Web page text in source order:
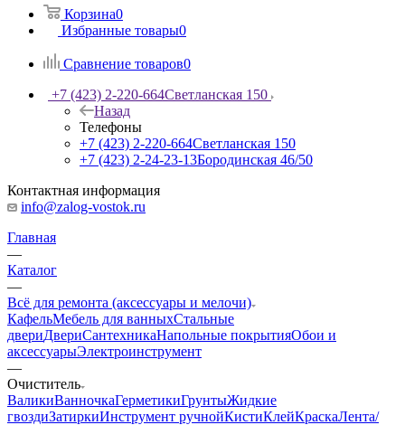
Корзина0
Избранные товары0
Сравнение товаров0
+7 (423) 2-220-664Светланская 150
Назад
Телефоны
+7 (423) 2-220-664Светланская 150
+7 (423) 2-24-23-13Бородинская 46/50
Контактная информация
info@zalog-vostok.ru
Главная
—
Каталог
—
Всё для ремонта (аксессуары и мелочи)
КафельМебель для ванныхСтальные
двериДвериСантехникаНапольные покрытияОбои и
аксессуарыЭлектроинструмент
—
Очиститель
ВаликиВанночкаГерметикиГрунтыЖидкие
гвоздиЗатиркиИнструмент ручнойКистиКлейКраскаЛента/